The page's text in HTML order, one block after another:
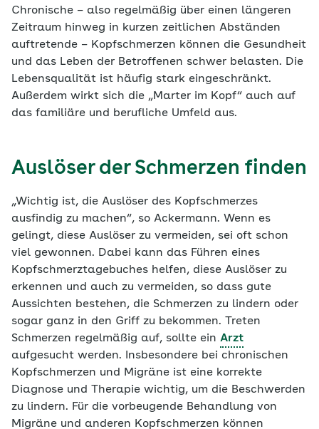
Chronische – also regelmäßig über einen längeren
Zeitraum hinweg in kurzen zeitlichen Abständen
auftretende – Kopfschmerzen können die Gesundheit
und das Leben der Betroffenen schwer belasten. Die
Lebensqualität ist häufig stark eingeschränkt.
Außerdem wirkt sich die „Marter im Kopf“ auch auf
das familiäre und berufliche Umfeld aus.
Auslöser der Schmerzen finden
„Wichtig ist, die Auslöser des Kopfschmerzes
ausfindig zu machen“, so Ackermann. Wenn es
gelingt, diese Auslöser zu vermeiden, sei oft schon
viel gewonnen. Dabei kann das Führen eines
Kopfschmerztagebuches helfen, diese Auslöser zu
erkennen und auch zu vermeiden, so dass gute
Aussichten bestehen, die Schmerzen zu lindern oder
sogar ganz in den Griff zu bekommen. Treten
Schmerzen regelmäßig auf, sollte ein Arzt
aufgesucht werden. Insbesondere bei chronischen
Kopfschmerzen und Migräne ist eine korrekte
Diagnose und Therapie wichtig, um die Beschwerden
zu lindern. Für die vorbeugende Behandlung von
Migräne und anderen Kopfschmerzen können